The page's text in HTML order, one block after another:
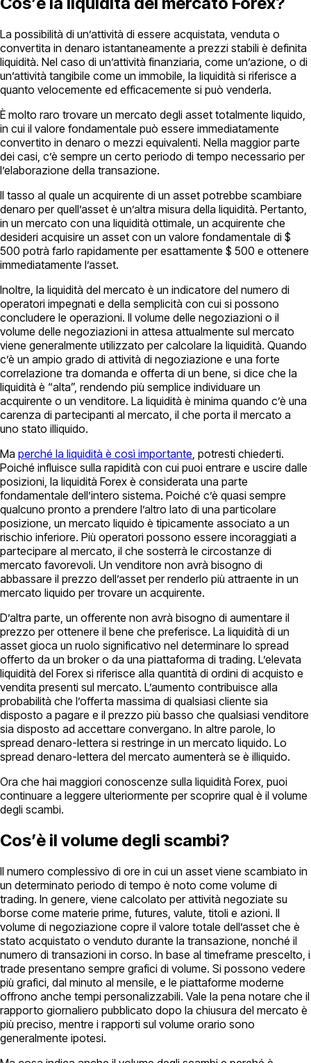
La possibilità di un’attività di essere acquistata, venduta o
convertita in denaro istantaneamente a prezzi stabili è definita
liquidità. Nel caso di un’attività finanziaria, come un’azione, o di
un’attività tangibile come un immobile, la liquidità si riferisce a
quanto velocemente ed efficacemente si può venderla.
È molto raro trovare un mercato degli asset totalmente liquido,
in cui il valore fondamentale può essere immediatamente
convertito in denaro o mezzi equivalenti. Nella maggior parte
dei casi, c’è sempre un certo periodo di tempo necessario per
l’elaborazione della transazione.
Il tasso al quale un acquirente di un asset potrebbe scambiare
denaro per quell’asset è un’altra misura della liquidità. Pertanto,
in un mercato con una liquidità ottimale, un acquirente che
desideri acquisire un asset con un valore fondamentale di $
500 potrà farlo rapidamente per esattamente $ 500 e ottenere
immediatamente l’asset.
Inoltre, la liquidità del mercato è un indicatore del numero di
operatori impegnati e della semplicità con cui si possono
concludere le operazioni. Il volume delle negoziazioni o il
volume delle negoziazioni in attesa attualmente sul mercato
viene generalmente utilizzato per calcolare la liquidità. Quando
c’è un ampio grado di attività di negoziazione e una forte
correlazione tra domanda e offerta di un bene, si dice che la
liquidità è “alta”, rendendo più semplice individuare un
acquirente o un venditore. La liquidità è minima quando c’è una
carenza di partecipanti al mercato, il che porta il mercato a
uno stato illiquido.
Ma perché la liquidità è così importante , potresti chiederti.
Poiché influisce sulla rapidità con cui puoi entrare e uscire dalle
posizioni, la liquidità Forex è considerata una parte
fondamentale dell’intero sistema. Poiché c’è quasi sempre
qualcuno pronto a prendere l’altro lato di una particolare
posizione, un mercato liquido è tipicamente associato a un
rischio inferiore. Più operatori possono essere incoraggiati a
partecipare al mercato, il che sosterrà le circostanze di
mercato favorevoli. Un venditore non avrà bisogno di
abbassare il prezzo dell’asset per renderlo più attraente in un
mercato liquido per trovare un acquirente.
D’altra parte, un offerente non avrà bisogno di aumentare il
prezzo per ottenere il bene che preferisce. La liquidità di un
asset gioca un ruolo significativo nel determinare lo spread
offerto da un broker o da una piattaforma di trading. L’elevata
liquidità del Forex si riferisce alla quantità di ordini di acquisto e
vendita presenti sul mercato. L’aumento contribuisce alla
probabilità che l’offerta massima di qualsiasi cliente sia
disposto a pagare e il prezzo più basso che qualsiasi venditore
sia disposto ad accettare convergano. In altre parole, lo
spread denaro-lettera si restringe in un mercato liquido. Lo
spread denaro-lettera del mercato aumenterà se è illiquido.
Ora che hai maggiori conoscenze sulla liquidità Forex, puoi
continuare a leggere ulteriormente per scoprire qual è il volume
degli scambi.
Cos’è il volume degli scambi?
Il numero complessivo di ore in cui un asset viene scambiato in
un determinato periodo di tempo è noto come volume di
trading. In genere, viene calcolato per attività negoziate su
borse come materie prime, futures, valute, titoli e azioni. Il
volume di negoziazione copre il valore totale dell’asset che è
stato acquistato o venduto durante la transazione, nonché il
numero di transazioni in corso. In base al timeframe prescelto, i
trade presentano sempre grafici di volume. Si possono vedere
più grafici, dal minuto al mensile, e le piattaforme moderne
offrono anche tempi personalizzabili. Vale la pena notare che il
rapporto giornaliero pubblicato dopo la chiusura del mercato è
più preciso, mentre i rapporti sul volume orario sono
generalmente ipotesi.